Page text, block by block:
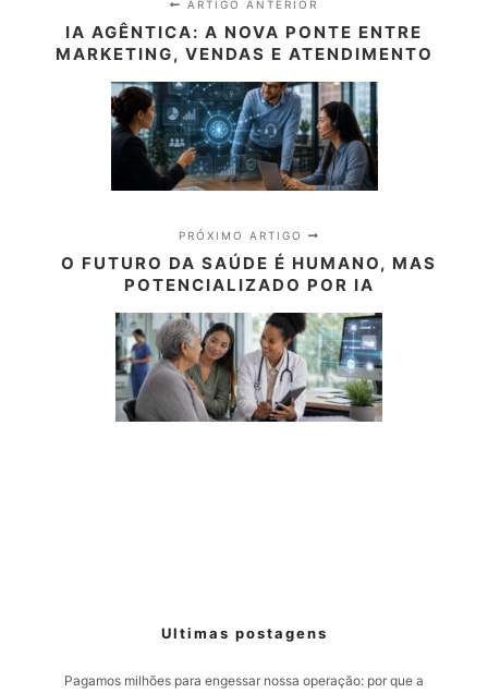
ARTIGO ANTERIOR
IA AGÊNTICA: A NOVA PONTE ENTRE
MARKETING, VENDAS E ATENDIMENTO
PRÓXIMO ARTIGO
O FUTURO DA SAÚDE É HUMANO, MAS
POTENCIALIZADO POR IA
Ultimas postagens
Pagamos milhões para engessar nossa operação: por que a